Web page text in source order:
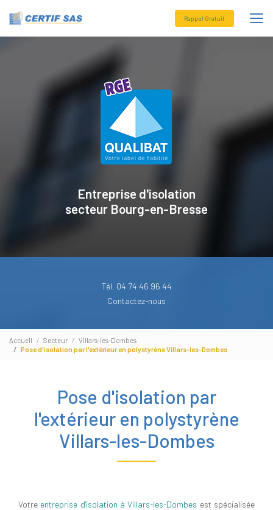
Rappel Gratuit
Entreprise d'isolation
secteurBourg-en-Bresse
Tél. 04 74 46 96 44
Contactez-nous
Accueil Secteur
Villars-les-Dombes
Pose d'isolation par l'extérieur en polystyrène Villars-les-Dombes
Pose d'isolation par
l'extérieur en polystyrène
Villars-les-Dombes
Votre entreprise d'isolation à Villars-les-Dombes est spécialisée